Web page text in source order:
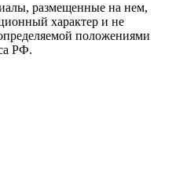
размещенные на нем,
характер и не
положениями
РФ.